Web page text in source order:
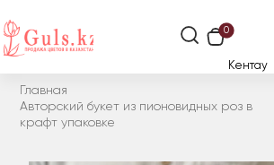
0
Кентау
Главная
Авторский букет из пионовидных роз в
крафт упаковке